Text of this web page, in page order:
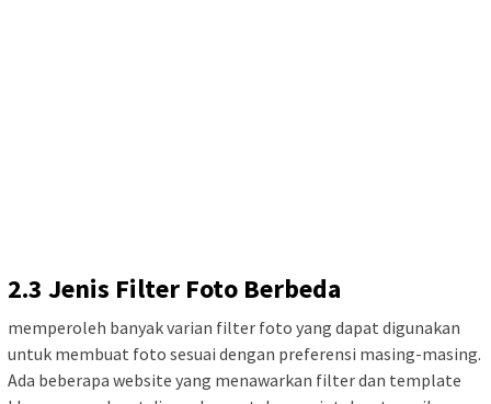
2.3 Jenis Filter Foto Berbeda
memperoleh banyak varian filter foto yang dapat digunakan
untuk membuat foto sesuai dengan preferensi masing-masing.
Ada beberapa website yang menawarkan filter dan template